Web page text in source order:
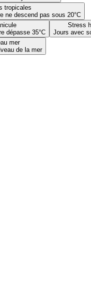
tropicales
ne descend pas sous 20°C
dépasse 35°C
Stress
Jours avec
mer
de la mer